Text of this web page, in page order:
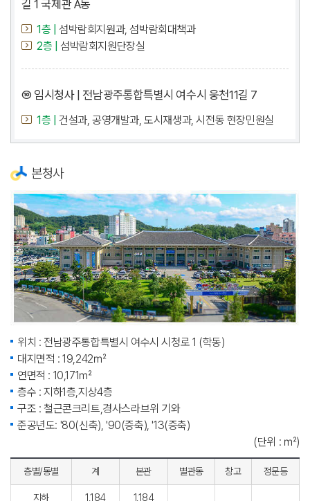
길 1 국제관 A동
1층 |
섬박람회지원과, 섬박람회대책과
2층 |
섬박람회지원단장실
⑩ 임시청사 | 전남광주통합특별시 여수시 웅천11길 7
1층 | 건설과, 공영개발과, 도시재생과, 시전동 현장민원실
본청사
위치 : 전남광주통합특별시 여수시 시청로 1 (학동)
대지면적 : 19,242㎡
연면적 : 10,171㎡
층수 : 지하1층,지상4층
구조 : 철근콘크리트,경사스라브위 기와
준공년도: '80(신축), '90(증축), '13(증축)
(단위 : ㎡)
층별/동별 계 본관 별관동 창고 정문등
지하 1,184 1,184